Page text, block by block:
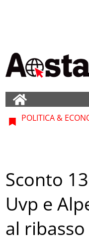
POLITICA &
Sconto
Uvp e
al ribasso